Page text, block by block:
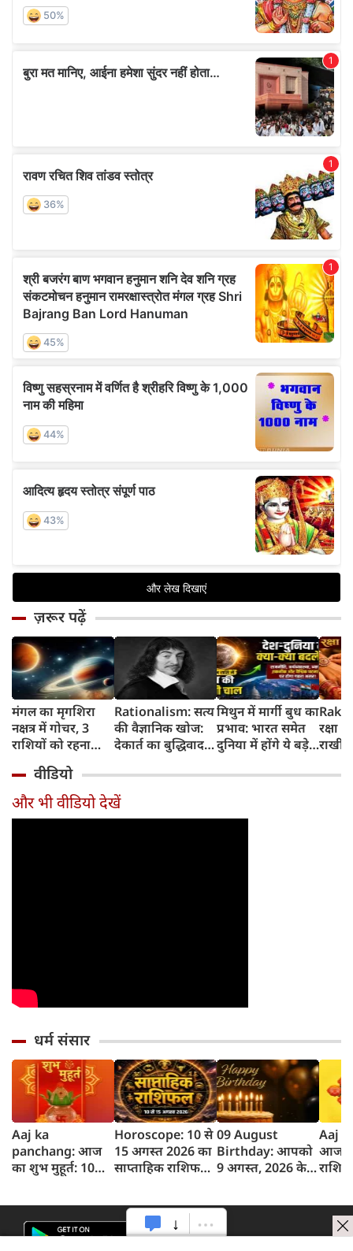
ज़रूर पढ़ें
मंगल का मृगशिरा
नक्षत्र में गोचर, 3
राशियों को रहना
सावधान
Rationalism: सत्य
की वैज्ञानिक खोज:
देकार्त का बुद्धिवाद
का जन्म
मिथुन में मार्गी बुध का
प्रभाव: भारत समेत
दुनिया में होंगे ये बड़े
रक्षा
राखी
वीडियो
और भी वीडियो देखें
धर्म संसार
Aaj ka
panchang: आज
का शुभ मुहूर्त: 10
और शुभ समय
Horoscope: 10 से
15 अगस्त 2026 का
साप्ताहिक राशिफल,
नुकसान
09 August
Birthday: आपको
9 अगस्त, 2026 के
Aaj
आज
2026)